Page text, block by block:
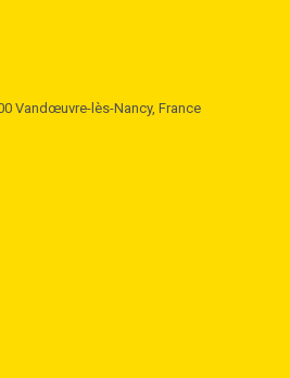
Vandœuvre-lès-Nancy, France